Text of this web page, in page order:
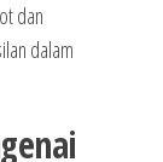
dan
dalam